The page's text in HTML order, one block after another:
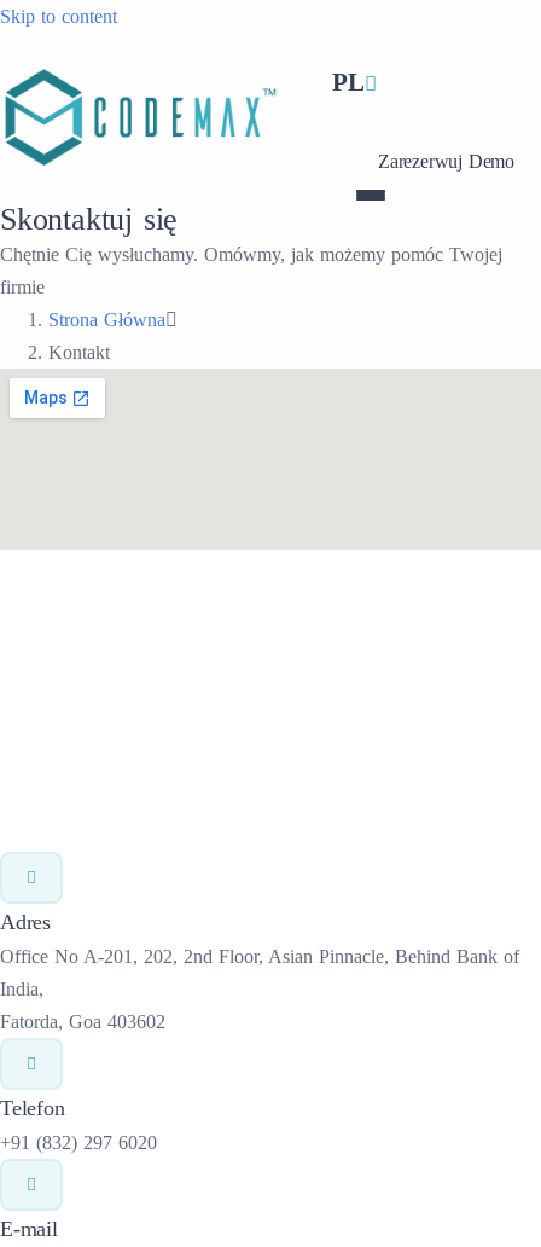
Skip to content
PL
Zarezerwuj Demo
Skontaktuj się
Chętnie Cię wysłuchamy. Omówmy, jak możemy pomóc Twojej
firmie
Strona Główna
Kontakt
Adres
Office No A-201, 202, 2nd Floor, Asian Pinnacle, Behind Bank of
India,
Fatorda, Goa 403602
Telefon
+91 (832) 297 6020
E-mail